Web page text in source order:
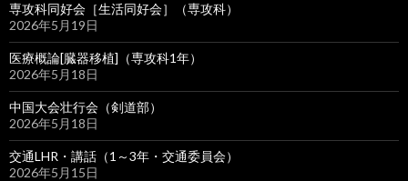
専攻科同好会［生活同好会］（専攻科）
2026年5月19日
医療概論[臓器移植]（専攻科1年）
2026年5月18日
中国大会壮行会（剣道部）
2026年5月18日
交通LHR・講話（1～3年・交通委員会）
2026年5月15日